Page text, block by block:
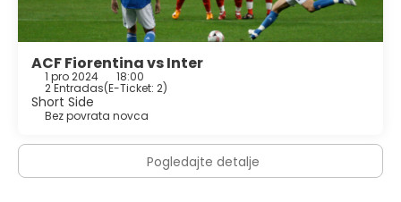
ACF Fiorentina vs Inter
1 pro 2024 18:00
2 Entradas(E-Ticket: 2)
Short Side
Bez povrata novca
Pogledajte detalje